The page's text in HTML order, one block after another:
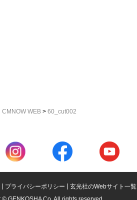
CMNOW WEB> 60_cut002
プライバシーポリシー 玄光社のWebサイト一覧